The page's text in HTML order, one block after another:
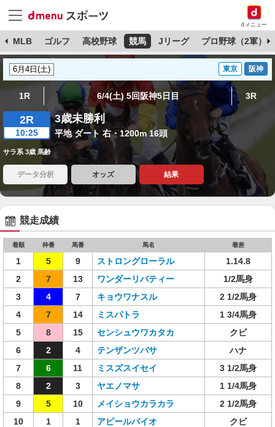
dメニュー
MLB ゴルフ 高校野球 競馬 Jリーグ プロ野球（2軍）
東京 阪神
1R 6/4(土) 5回阪神5日目 3R
2R
10:25
3歳未勝利
平地 ダート 右・1200m 16頭
サラ系 3歳 馬齢
データ分析 オッズ 結果
競走成績
着順 枠番 馬番 馬名 着差
1 5 9 ストロングローラル
1.14.8
2
7 13 ワンダーリバティー
1/2馬身
3
4 7 キョウワナスル
2 1/2馬身
4
7 14 ミスパトラ
1 3/4馬身
5
8 15 センシュウワカタカ
クビ
6
2 4 テンザンツバサ
ハナ
7
6 11 ミスズスイセイ
3 1/2馬身
8
2 3 ヤエノマサ
1 1/4馬身
9
5 10 メイショウカラカラ
2 1/2馬身
10
1 1 アピールバイオ
クビ